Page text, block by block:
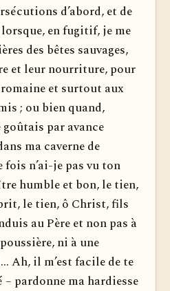
d’abord, et de
en fugitif, je me
des bêtes sauvages,
et leur nourriture, pour
et surtout aux
; ou bien quand,
par avance
ma caverne de
fois n’ai-je pas vu ton
humble et bon, le tien,
le tien, ô Christ, fils
au Père et non pas à
ni à une
Ah, il m’est facile de te
pardonne ma hardiesse